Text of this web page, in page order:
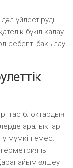
үйлестіруді
бүкіл қалау
себепті бақылау
тас блоктардың
аралықтар
мүмкін емес.
геометрияны
өлшеу